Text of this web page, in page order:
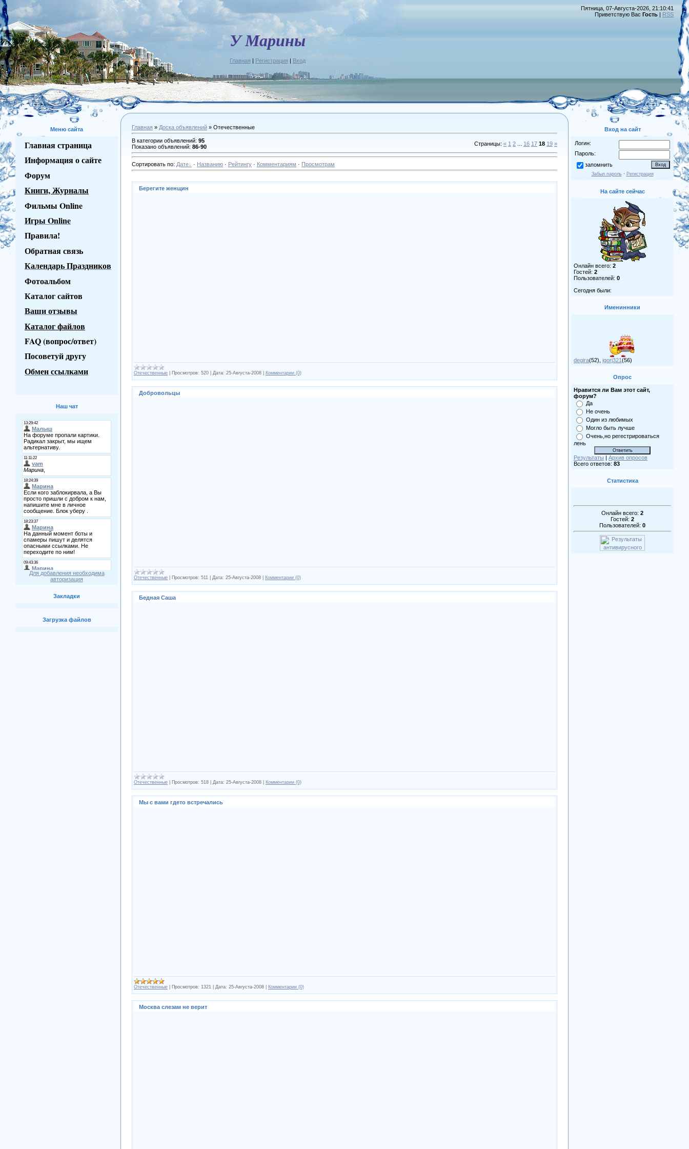
У Марины
Главная | Регистрация | Вход
Пятница, 07-Августа-2026, 21:10:41
Приветствую Вас Гость | RSS
Меню сайта
Главная страница
Информация о сайте
Форум
Книги, Журналы
Фильмы Online
Игры Online
Правила!
Обратная связь
Календарь Праздников
Фотоальбом
Каталог сайтов
Ваши отзывы
Каталог файлов
FAQ (вопрос/ответ)
Посоветуй другу
Обмен ссылками
Наш чат
Для добавления необходима
авторизация
Закладки
Загрузка файлов
Главная » Доска объявлений » Отечественные
В категории объявлений: 95
Показано объявлений: 86-90 Страницы: « 1 2 16 17 18 19 »
Сортировать по: Дате · Названию · Рейтингу · Комментариям · Просмотрам
Берегите женщин
Отечественные Просмотров: 520 Дата: 25-Августа-2008 Комментарии (0)
Добровольцы
Отечественные Просмотров: 511 Дата: 25-Августа-2008 Комментарии (0)
Бедная Саша
Отечественные Просмотров: 518 Дата: 25-Августа-2008 Комментарии (0)
Мы с вами гдето встречались
Отечественные Просмотров: 1321 Дата: 25-Августа-2008 Комментарии (0)
Москва слезам не верит
Вход на сайт
Логин:
Пароль:
запомнить
Забыл пароль· Регистрация
На сайте сейчас
Онлайн всего: 2
Гостей: 2
Пользователей: 0
Сегодня были:
Именинники
degira(52) igorj321(56)
Опрос
Нравится ли Вам этот сайт,
форум?
Да
Не очень
Один из любимых
Могло быть лучше
Очень,но регестрироваться
лень
Результаты | Архив опросов
Всего ответов: 83
Статистика
Онлайн всего: 2
Гостей: 2
Пользователей: 0